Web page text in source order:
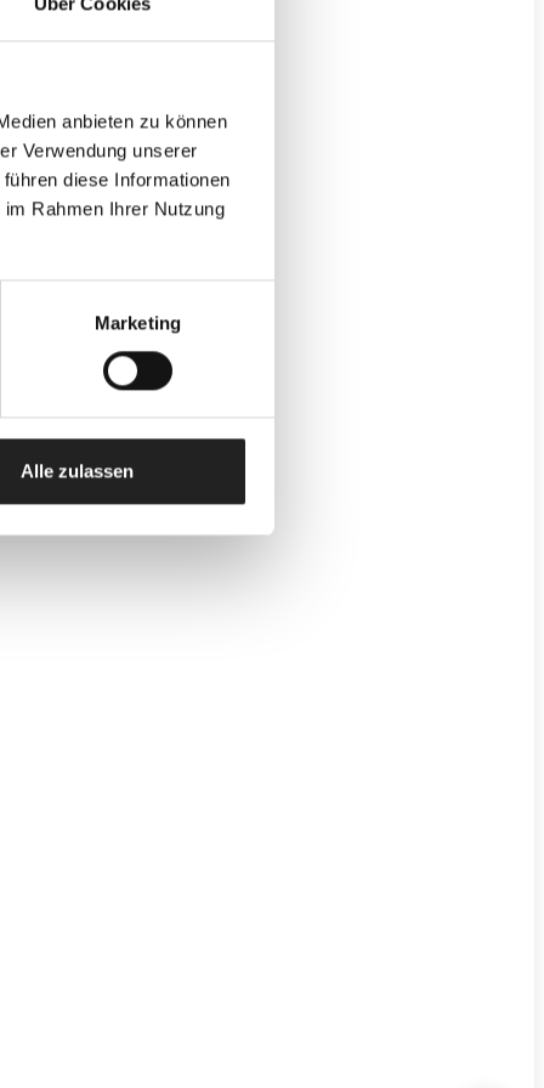
anbieten zu können
Verwendung unserer
diese Informationen
Rahmen Ihrer Nutzung
Marketing
Alle zulassen